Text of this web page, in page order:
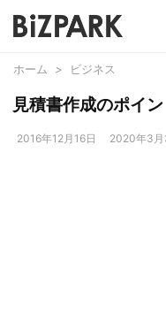
ホーム > ビジネス
見積書作成のポイ
2016年12月16日 2020年3月